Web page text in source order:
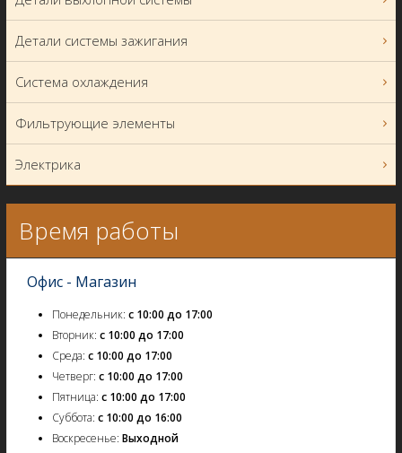
Детали системы зажигания
Система охлаждения
Фильтрующие элементы
Электрика
Время работы
Офис - Магазин
Понедельник: с 10:00 до 17:00
Вторник: с 10:00 до 17:00
Среда: с 10:00 до 17:00
Четверг: с 10:00 до 17:00
Пятница: с 10:00 до 17:00
Суббота: с 10:00 до 16:00
Воскресенье: Выходной